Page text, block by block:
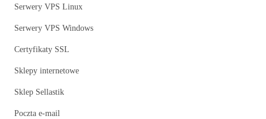
Serwery VPS Linux
Serwery VPS Windows
Certyfikaty SSL
Sklepy internetowe
Sklep Sellastik
Poczta e-mail